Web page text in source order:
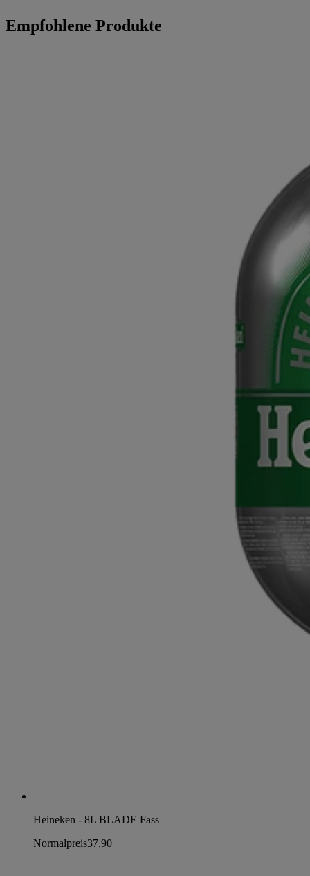
Empfohlene Produkte
Heineken - 8L BLADE Fass
Normalpreis37,90